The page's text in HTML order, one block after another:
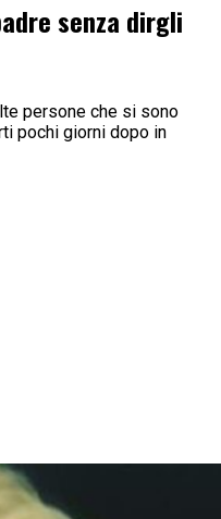
senza dirgli
persone che si sono
pochi giorni dopo in